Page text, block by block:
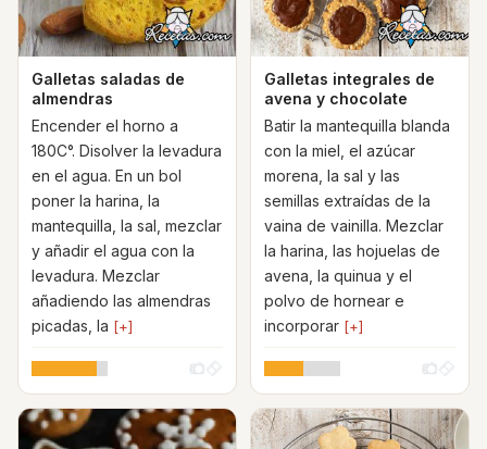
Galletas saladas de
almendras
Encender el horno a
180C°. Disolver la levadura
en el agua. En un bol
poner la harina, la
mantequilla, la sal, mezclar
y añadir el agua con la
levadura. Mezclar
añadiendo las almendras
picadas, la [+]
Galletas integrales de
avena y chocolate
Batir la mantequilla blanda
con la miel, el azúcar
morena, la sal y las
semillas extraídas de la
vaina de vainilla. Mezclar
la harina, las hojuelas de
avena, la quinua y el
polvo de hornear e
incorporar [+]